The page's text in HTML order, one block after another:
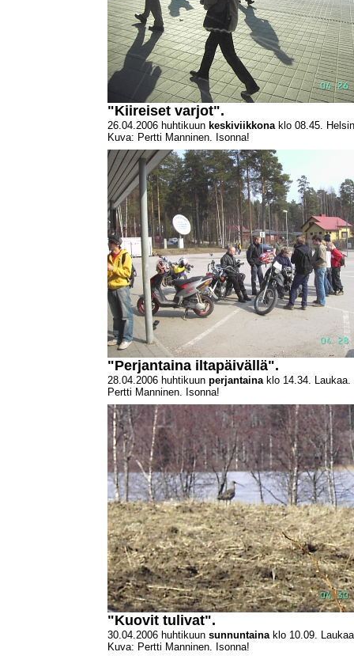
"Kiireiset varjot".
26.04.2006 huhtikuun keskiviikkonaklo 08.45.
Kuva: Pertti Manninen. Isonna!
"Perjantaina iltapäivällä".
28.04.2006 huhtikuun perjantainaklo 14.34. Laukaa.
Pertti Manninen. Isonna!
"Kuovit tulivat".
30.04.2006 huhtikuun sunnuntainaklo 10.09.
Kuva: Pertti Manninen. Isonna!